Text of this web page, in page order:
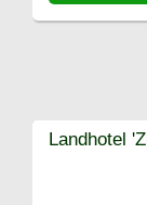
Landhotel